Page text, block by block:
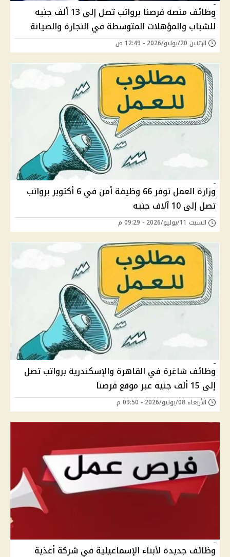
وظائف منصة فرصنا برواتب تصل إلى 13 ألف جنيه
للشباب والمؤهلات المتوسطة في النجارة والصيانة
الإثنين 20/يوليو/2026 - 12:49 ص
وزارة العمل توفر 66 وظيفة أمن في 6 أكتوبر برواتب
تصل إلى 10 آلاف جنيه
السبت 11/يوليو/2026 - 09:29 م
وظائف شاغرة في القاهرة والإسكندرية برواتب تصل
إلى 15 ألف جنيه عبر موقع فرصنا
الأربعاء 08/يوليو/2026 - 09:50 م
وظائف جديدة لأبناء الإسماعيلية في شركة أغذية